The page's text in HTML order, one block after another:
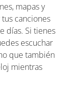
mapas y
canciones
días. Si tienes
escuchar
que también
mientras